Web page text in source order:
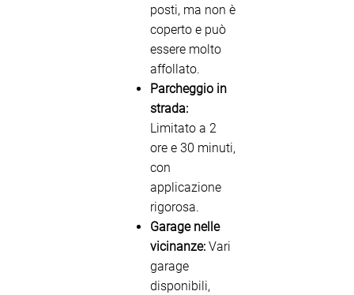
posti, ma non è
coperto e può
essere molto
affollato.
Parcheggio in
strada:
Limitato a 2
ore e 30 minuti,
con
applicazione
rigorosa.
Garage nelle
vicinanze: Vari
garage
disponibili,